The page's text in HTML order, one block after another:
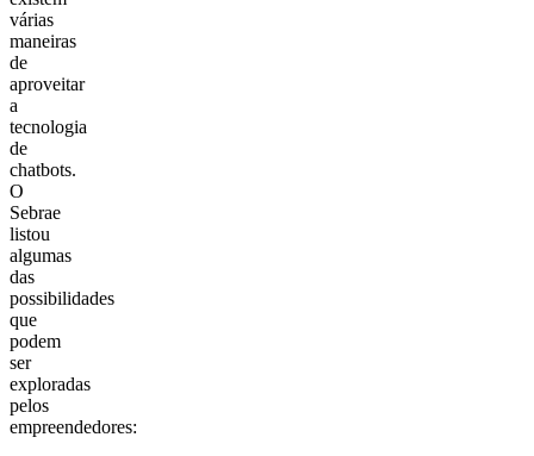
várias
maneiras
de
aproveitar
a
tecnologia
de
chatbots.
O
Sebrae
listou
algumas
das
possibilidades
que
podem
ser
exploradas
pelos
empreendedores: